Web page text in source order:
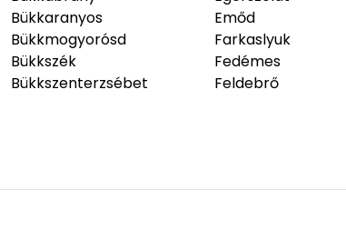
Bekölce
Bélapátfalva
Berente
Bogács
Demjén
Dubicsány
Eger
Egerbakta